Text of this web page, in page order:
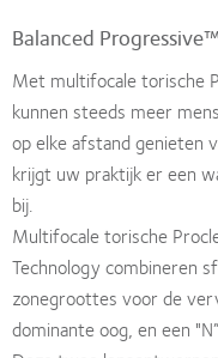
Balanced
Met multifocale torische
kunnen steeds meer
op elke afstand genieten
krijgt uw praktijk er een
bij.
Multifocale torische
Technology combineren
zonegroottes voor de
dominante oog, en een